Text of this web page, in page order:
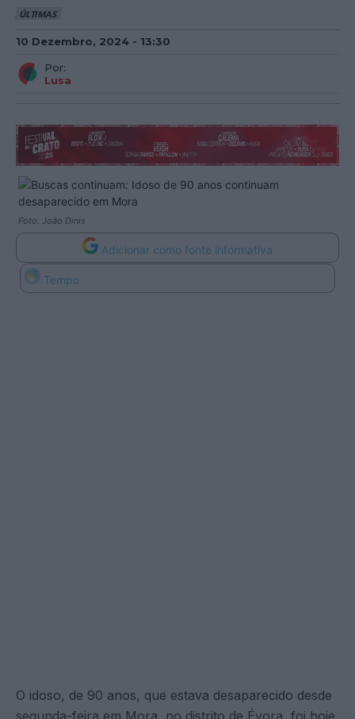
ÚLTIMAS
10 Dezembro, 2024 - 13:30
Por:
Lusa
Foto: João Dinis
Adicionar como fonte informativa
Tempo
O idoso, de 90 anos, que estava desaparecido desde
segunda-feira em Mora, no distrito de Évora, foi hoje